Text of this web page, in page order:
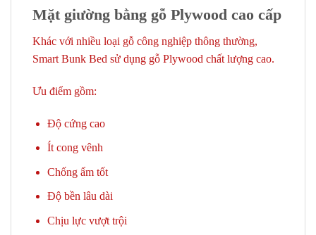
Mặt giường bằng gỗ Plywood cao cấp
Khác với nhiều loại gỗ công nghiệp thông thường,
Smart Bunk Bed sử dụng gỗ Plywood chất lượng cao.
Ưu điểm gồm:
Độ cứng cao
Ít cong vênh
Chống ẩm tốt
Độ bền lâu dài
Chịu lực vượt trội